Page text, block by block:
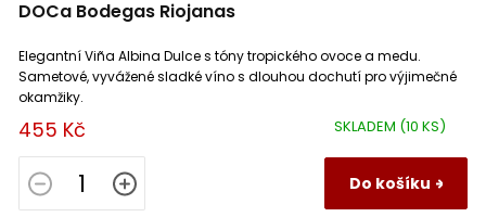
DOCa Bodegas Riojanas
SKLADEM (10 KS)
455 Kč
Do košíku
Elegantní Viña Albina Dulce s tóny tropického ovoce a medu.
Sametové, vyvážené sladké víno s dlouhou dochutí pro výjimečné
okamžiky.